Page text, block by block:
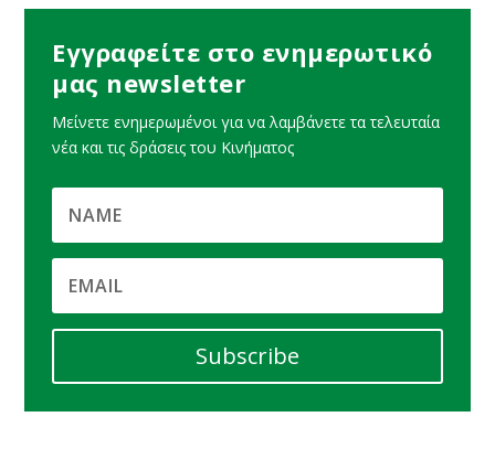
Εγγραφείτε στο ενημερωτικό
μας newsletter
Μείνετε ενημερωμένοι για να λαμβάνετε τα τελευταία
νέα και τις δράσεις του Κινήματος
Subscribe